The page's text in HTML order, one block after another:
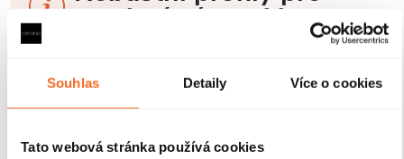
Souhlas Detaily Více o cookies
Tato webová stránka používá cookies
maximální stabilitu
odolnými hliníkovými profily o výšce 200 cm a
tloušťce 1,5 cm, které zajišťují
drobných nerovností stěnje instalace rychlá, přesná a